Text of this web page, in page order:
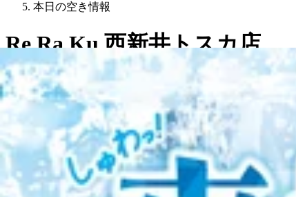
本日の空き情報
Re.Ra.Ku 西新井トスカ店
本日の空き情報
2026.04.25 12:58
こんにちはRe.Ra.Ku西新井トスカ店です。
今日は爽やかな陽気の土曜日、みなさまお出掛けでしょうか？